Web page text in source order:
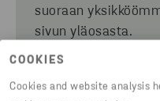
COOKIES
Cookies and website analysis
suoraan
sivun yläosasta.
KATSO SER-